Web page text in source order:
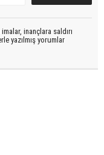
inançlara saldırı
yazılmış yorumlar